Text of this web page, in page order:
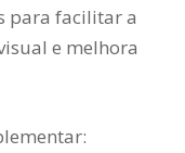
para facilitar a
e melhora